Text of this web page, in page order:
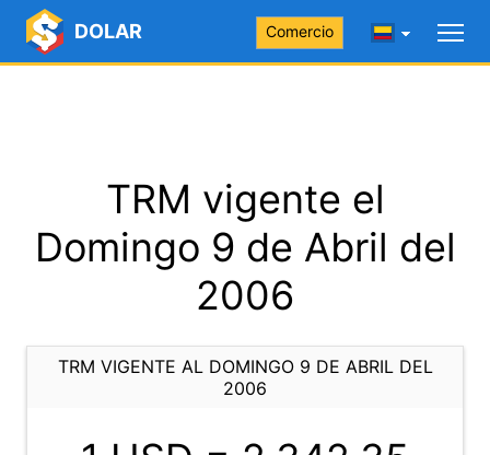
DOLAR Comercio
TRM vigente el
Domingo 9 de Abril del
2006
TRM VIGENTE AL DOMINGO 9 DE ABRIL DEL
2006